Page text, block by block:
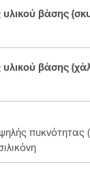
υλικού βάσης
υλικού βάσης
πυκνότητας